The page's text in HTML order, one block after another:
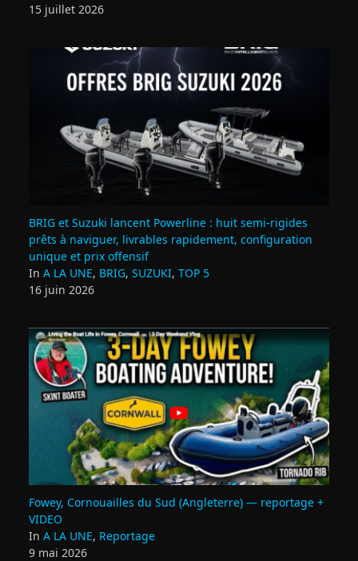
15 juillet 2026
BRIG et Suzuki lancent Powerline : huit semi‑rigides
prêts à naviguer, livrables rapidement, configuration
unique et prix offensif
In A LA UNE, BRIG, SUZUKI, TOP 5
16 juin 2026
Fowey, Cornouailles du Sud (Angleterre) — reportage +
VIDEO
In A LA UNE, Reportage
9 mai 2026